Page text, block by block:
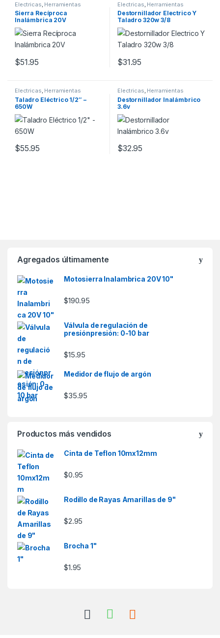
Electricas Herramientas
Sierra Recíproca
Inalámbrica 20V
$51.95
Electricas Herramientas
Destornillador Electrico Y
Taladro 320w 3/8
$31.95
Electricas, Herramientas
Taladro Eléctrico 1/2″ –
650W
$55.95
Electricas, Herramientas
Destornillador Inalámbrico
3.6v
$32.95
Agregados últimamente
Motosierra Inalambrica 20V 10"
$190.95
Válvula de regulación de
presiónpresión: 0-10 bar
$15.95
Medidor de flujo de argón
$35.95
Productos más vendidos
Cinta de Teflon 10mx12mm
$0.95
Rodillo de Rayas Amarillas de 9"
$2.95
Brocha 1"
$1.95